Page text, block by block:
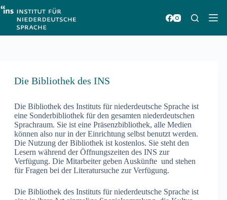
Zum
Inhalt
springen
Die Bibliothek des INS
Die Bibliothek des Instituts für niederdeutsche Sprache ist
eine Sonderbibliothek für den gesamten niederdeutschen
Sprachraum. Sie ist eine Präsenzbibliothek, alle Medien
können also nur in der Einrichtung selbst benutzt werden.
Die Nutzung der Bibliothek ist kostenlos. Sie steht den
Lesern während der Öffnungszeiten des INS zur
Verfügung. Die Mitarbeiter geben Auskünfte und stehen
für Fragen bei der Literatursuche zur Verfügung.
Die Bibliothek des Instituts für niederdeutsche Sprache ist